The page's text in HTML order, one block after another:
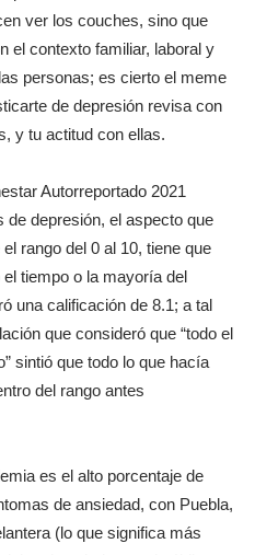
ver los couches, sino que
el contexto familiar, laboral y
personas; es cierto el meme
de depresión revisa con
y tu actitud con ellas.
Autorreportado 2021
depresión, el aspecto que
rango del 0 al 10, tiene que
tiempo o la mayoría del
una calificación de 8.1; a tal
que consideró que “todo el
sintió que todo lo que hacía
del rango antes
es el alto porcentaje de
de ansiedad, con Puebla,
(lo que significa más